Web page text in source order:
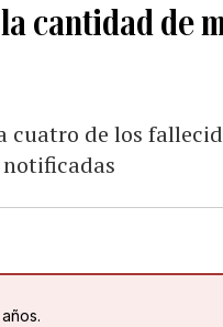
cantidad de
de los